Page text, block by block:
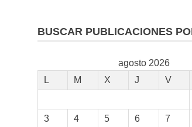
BUSCAR PUBLICACIONES
agosto 2026
L
M X J V
3
4 5 6 7